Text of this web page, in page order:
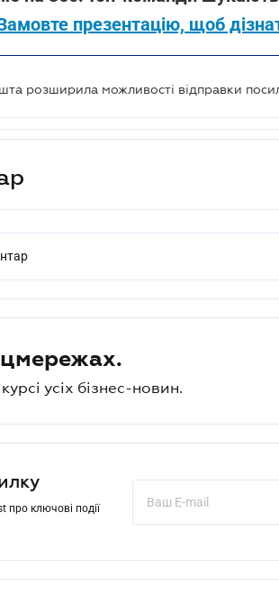
презентацію, щоб
усіх бізнес-новин.
про ключові події